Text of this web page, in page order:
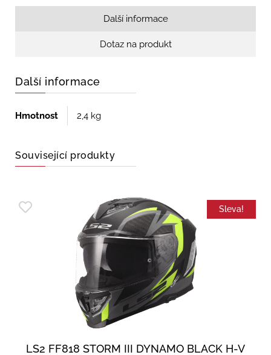
Další informace
Dotaz na produkt
Další informace
Hmotnost 2,4 kg
Související produkty
Sleva!
LS2 FF818 STORM III DYNAMO BLACK H-V